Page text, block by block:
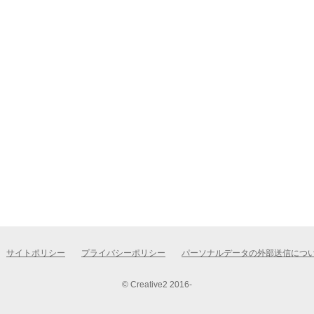
サイトポリシー プライバシーポリシー パーソナルデータの外部送信につ
© Creative2 2016-